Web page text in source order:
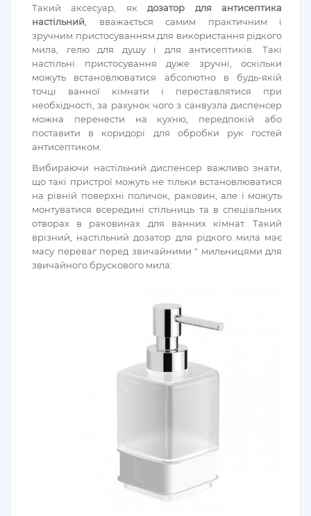
Такий аксесуар, якдозатор для антисептика
настільний , вважається самим практичним і
зручним пристосуванням для використання рідкого
мила, гелю для душу і для антисептиків. Такі
настільні пристосування дуже зручні, оскільки
можуть встановлюватися абсолютно в будь-якій
точці ванної кімнати і переставлятися при
необхідності, за рахунок чого з санвузла диспенсер
можна перенести на кухню, передпокій або
поставити в коридорі для обробки рук гостей
антисептиком.
Вибираючи настільний диспенсер важливо знати,
що такі пристрої можуть не тільки встановлюватися
на рівній поверхні поличок, раковин, але і можуть
монтуватися всередині стільниць та в спеціальних
отворах в раковинах для ванних кімнат. Такий
врізний, настільний дозатор для рідкого мила має
масу переваг перед звичайними " мильницями для
звичайного брускового мила: